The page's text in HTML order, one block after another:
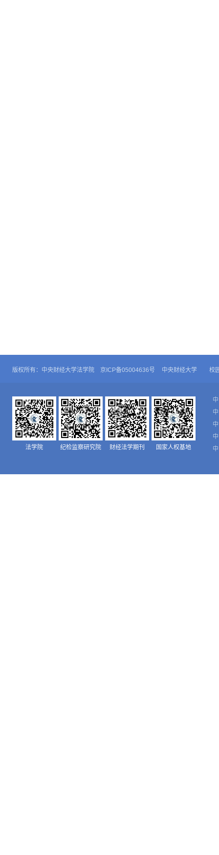
版权所有：中央财经大学法学院 京ICP备05004636号 中央财经大学 校
法学院 纪检监察研究院 财经法学期刊 国家人权基地